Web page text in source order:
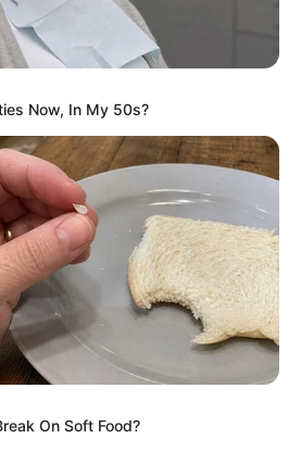
Viagra If You Do This Once A
Now, In My 50s?
On Soft Food?